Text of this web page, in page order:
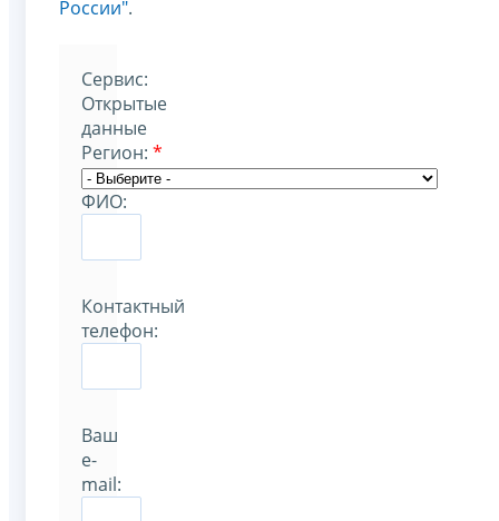
России".
Cервис:
Открытые
данные
Регион: *
ФИО:
Контактный
телефон:
Ваш
e-
mail: